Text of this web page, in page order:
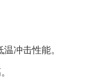
冲击性能。